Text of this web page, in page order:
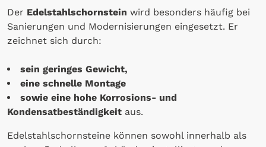
Der Edelstahlschornstein wird besonders häufig bei
Sanierungen und Modernisierungen eingesetzt. Er
zeichnet sich durch:
sein geringes Gewicht,
eine schnelle Montage
sowie eine hohe Korrosions- und
Kondensatbeständigkeit aus.
Edelstahlschornsteine können sowohl innerhalb als